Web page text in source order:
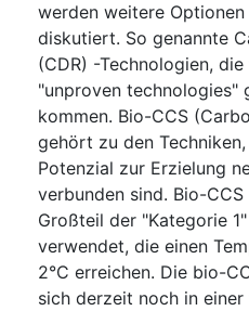
werden weitere
diskutiert. So genannte
(CDR) -Technologien,
"unproven technologies"
kommen. Bio-CCS
gehört zu den
Potenzial zur Erzielung
verbunden sind. Bio-
Großteil der "Kategorie
verwendet, die einen
2°C erreichen. Die bio-
sich derzeit noch in